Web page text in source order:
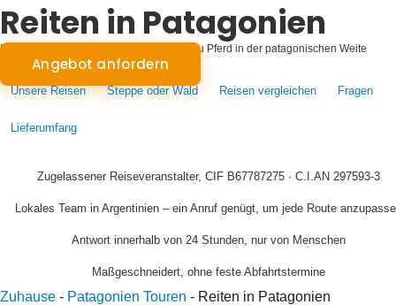
Reiten in Patagonien
Im Galopp durch die Wildnis: Abenteuer zu Pferd in der patagonischen Weite
Angebot anfordern
Unsere Reisen Steppe oder Wald Reisen vergleichen Fragen
Lieferumfang
Zugelassener Reiseveranstalter, CIF B67787275 · C.I.AN 297593-3
Lokales Team in Argentinien – ein Anruf genügt, um jede Route
Antwort innerhalb von 24 Stunden, nur von Menschen
Maßgeschneidert, ohne feste Abfahrtstermine
Zuhause - Patagonien Touren - Reiten in Patagonien